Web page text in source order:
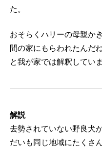
た。
おそらくハリーの母親か
間の家にもらわれたんだ
と我が家では解釈していま
解説
去勢されていない野良犬
だいも同じ地域にたくさ